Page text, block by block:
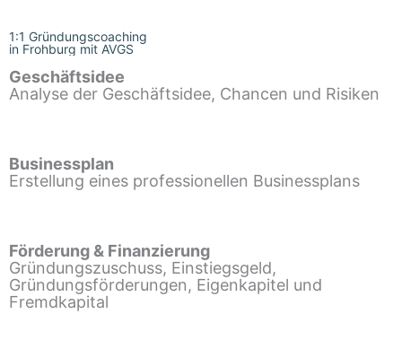
1:1 Gründungscoaching
in Frohburg mit AVGS
Geschäftsidee
Analyse der Geschäftsidee, Chancen und Risiken
Businessplan
Erstellung eines professionellen Businessplans
Förderung & Finanzierung
Gründungszuschuss, Einstiegsgeld,
Gründungsförderungen, Eigenkapitel und
Fremdkapital